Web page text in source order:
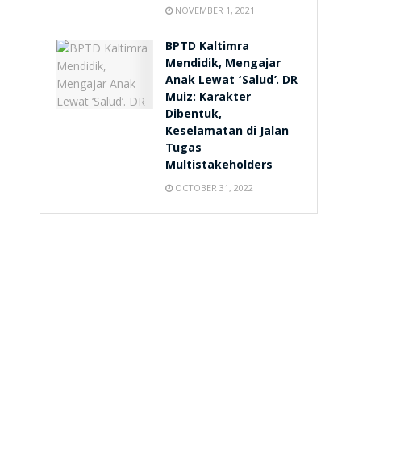
NOVEMBER 1, 2021
BPTD Kaltimra
Mendidik, Mengajar
Anak Lewat ‘Salud’. DR
Muiz: Karakter
Dibentuk,
Keselamatan di Jalan
Tugas
Multistakeholders
OCTOBER 31, 2022